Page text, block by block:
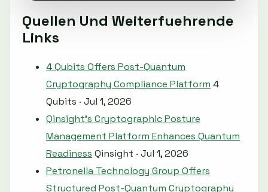
Quellen Und Weiterfuehrende
Links
4 Qubits Offers Post-Quantum
Cryptography Compliance Platform 4
Qubits · Jul 1, 2026
Qinsight's Cryptographic Posture
Management Platform Enhances Quantum
Readiness Qinsight · Jul 1, 2026
Petronella Technology Group Offers
Structured Post-Quantum Cryptography